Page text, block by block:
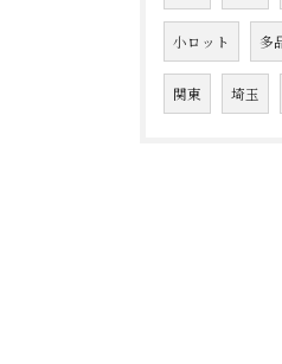
小ロット 多
関東 埼玉